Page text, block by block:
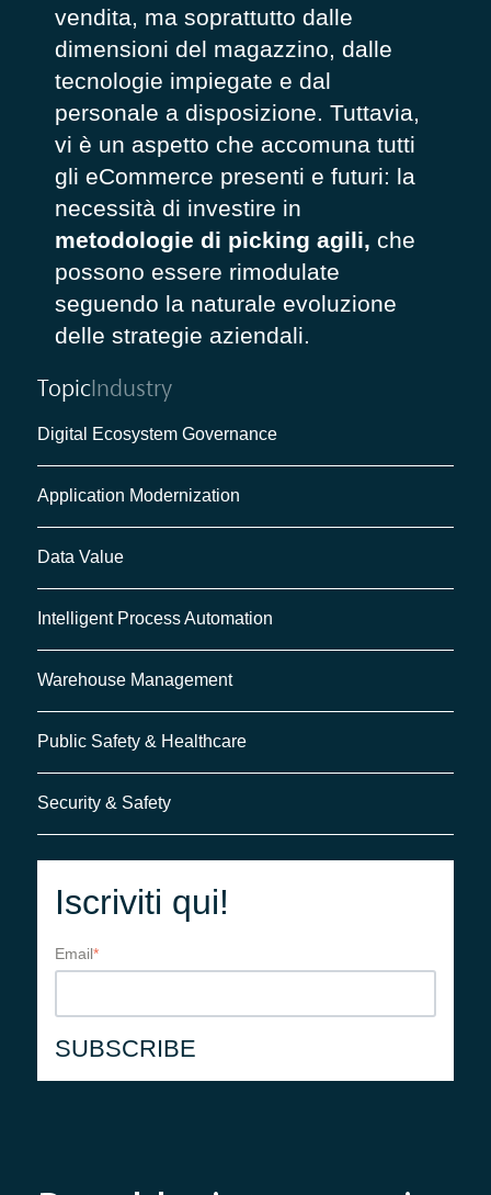
vendita, ma soprattutto dalle
dimensioni del magazzino, dalle
tecnologie impiegate e dal
personale a disposizione. Tuttavia,
vi è un aspetto che accomuna tutti
gli eCommerce presenti e futuri: la
necessità di investire in
metodologie di picking agili, che
possono essere rimodulate
seguendo la naturale evoluzione
delle strategie aziendali.
TopicIndustry
Digital Ecosystem Governance
Application Modernization
Data Value
Intelligent Process Automation
Warehouse Management
Public Safety & Healthcare
Security & Safety
Iscriviti qui!
Email*